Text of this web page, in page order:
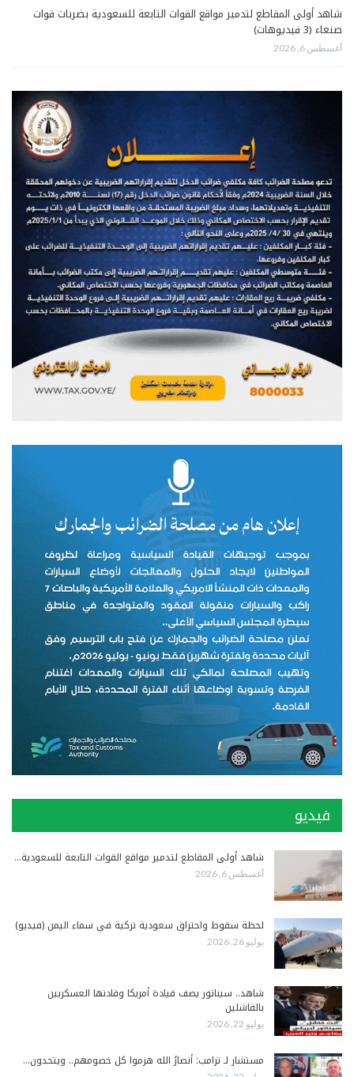
شاهد أولى المقاطع لتدمير مواقع القوات التابعة للسعودية بضربات قوات
صنعاء (3 فيديوهات)
أغسطس 6, 2026
فيديو
شاهد أولى المقاطع لتدمير مواقع القوات التابعة للسعودية…
أغسطس 6, 2026
لحظة سقوط واحتراق سعودية تركية في سماء اليمن (فيديو)
يوليو 26, 2026
شاهد.. سيناتور يصف قيادة أمريكا وقادتها العسكريين
بالفاشلين
يوليو 22, 2026
مستشار لـ ترامب: أنصارُ الله هزموا كل خصومهم.. ويتحدون…